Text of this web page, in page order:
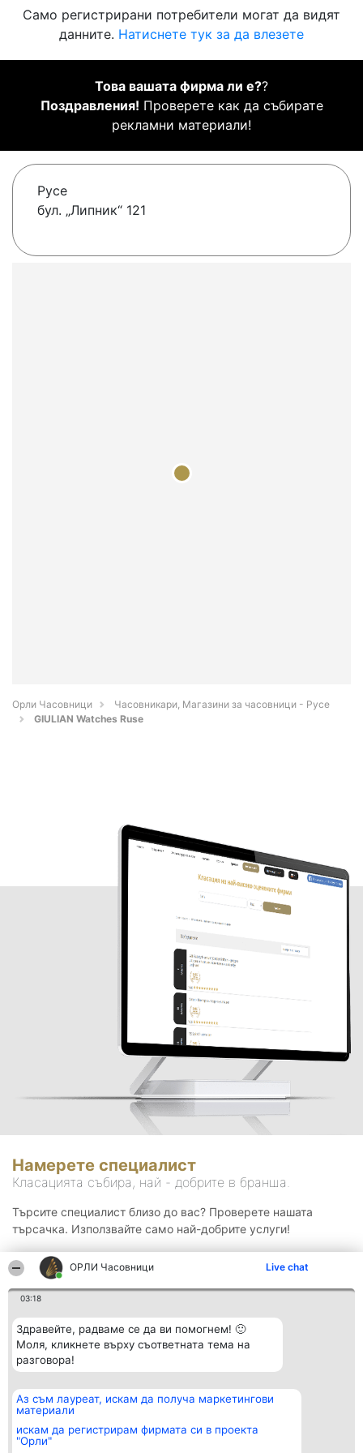
ОРЛИ Часовници Live chat
03:18
Здравейте, радваме се да ви помогнем! 🙂
Моля, кликнете върху съответната тема на
разговора!
Аз съм лауреат, искам да получа маркетингови
материали
искам да регистрирам фирмата си в проекта
"Орли"
Само регистрирани потребители могат да видят
данните. Натиснете тук за да влезете
Това вашата фирма ли е??
Поздравления! Проверете как да събирате
рекламни материали!
Русе
бул. „Липник“ 121
Орли Часовници
Часовникари, Магазини за часовници - Русе
GIULIAN Watches Ruse
Намерете специалист
Класацията събира, най - добрите в бранша.
Търсите специалист близо до вас? Проверете нашата
търсачка. Използвайте само най-добрите услуги!
Организатор на
класиране
BulevardulAleea Timișul De
Sus Nr. 2, Bl. A30, Sc. A, Et.
Класация
всички
Контакти